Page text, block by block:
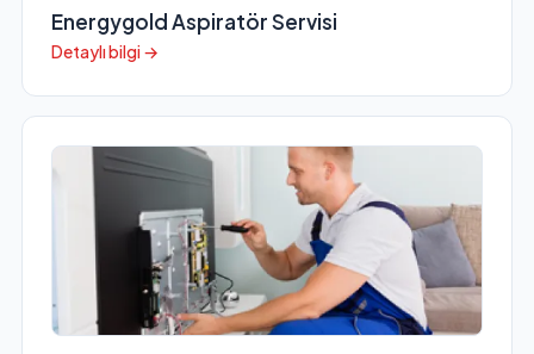
Energygold Aspiratör Servisi
Detaylı bilgi →